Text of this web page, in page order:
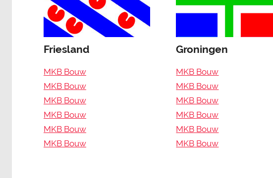
Friesland
MKB Bouw
MKB Bouw
MKB Bouw
MKB Bouw
MKB Bouw
MKB Bouw
Groningen
MKB Bouw
MKB Bouw
MKB Bouw
MKB Bouw
MKB Bouw
MKB Bouw